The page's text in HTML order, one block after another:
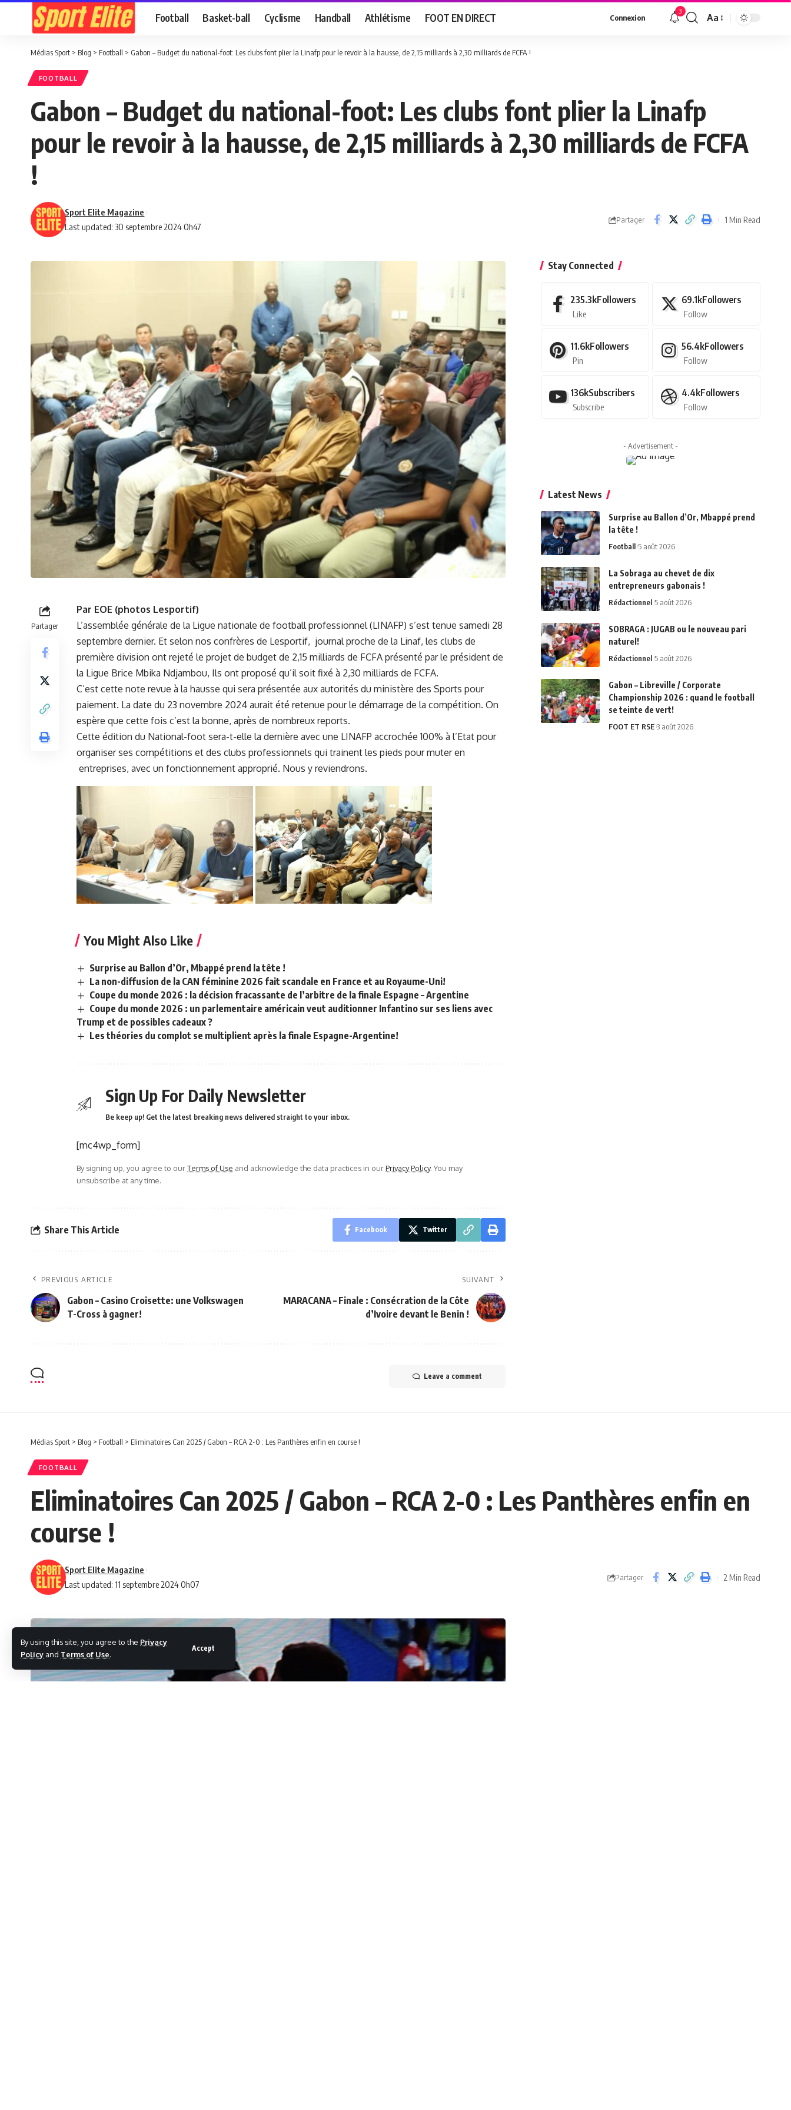
By using this site, you agree to the Privacy
Policy and Terms of Use.
Accept
Football Basket-ball Cyclisme Handball Athlétisme FOOT EN DIRECT Connexion
3
Aa
Médias Sport > Blog > Football > Gabon – Budget du national-foot: Les clubs font plier la Linafp pour le revoir à la hausse, de 2,15 milliards à 2,30 milliards de FCFA !
FOOTBALL
Gabon – Budget du national-foot: Les clubs font plier la Linafp
pour le revoir à la hausse, de 2,15 milliards à 2,30 milliards de FCFA
!
Last updated: 30 septembre 2024 0h47
Sport Elite Magazine
Partager 1 Min Read
Partager
Par EOE (photos Lesportif)
L’assemblée générale de la Ligue nationale de football professionnel (LINAFP) s’est tenue samedi 28
septembre dernier. Et selon nos confrères de Lesportif, journal proche de la Linaf, les clubs de
première division ont rejeté le projet de budget de 2,15 milliards de FCFA présenté par le président de
la Ligue Brice Mbika Ndjambou, Ils ont proposé qu’il soit fixé à 2,30 milliards de FCFA.
C’est cette note revue à la hausse qui sera présentée aux autorités du ministère des Sports pour
paiement. La date du 23 novembre 2024 aurait été retenue pour le démarrage de la compétition. On
espère que cette fois c’est la bonne, après de nombreux reports.
Cette édition du National-foot sera-t-elle la dernière avec une LINAFP accrochée 100% à l’Etat pour
organiser ses compétitions et des clubs professionnels qui trainent les pieds pour muter en
entreprises, avec un fonctionnement approprié. Nous y reviendrons.
You Might Also Like
Surprise au Ballon d’Or, Mbappé prend la tête !
La non-diffusion de la CAN féminine 2026 fait scandale en France et au Royaume-Uni!
Coupe du monde 2026 : la décision fracassante de l’arbitre de la finale Espagne – Argentine
Coupe du monde 2026 : un parlementaire américain veut auditionner Infantino sur ses liens avec
Trump et de possibles cadeaux ?
Les théories du complot se multiplient après la finale Espagne-Argentine!
Sign Up For Daily Newsletter
Be keep up! Get the latest breaking news delivered straight to your inbox.
[mc4wp_form]
By signing up, you agree to ourTerms of Use and acknowledge the data practices in ourPrivacy Policy. You may
unsubscribe at any time.
Share This Article Facebook Twitter
PREVIOUS ARTICLE
Gabon – Casino Croisette: une Volkswagen
T-Cross à gagner!
SUIVANT
MARACANA – Finale : Consécration de la Côte
d’Ivoire devant le Benin !
Leave a comment
Stay Connected
235.3kFollowers
Like
69.1kFollowers
Follow
11.6kFollowers
Pin
56.4kFollowers
Follow
136kSubscribers
Subscribe
4.4kFollowers
Follow
- Advertisement -
Latest News
Surprise au Ballon d’Or, Mbappé prend
la tête !
Football 5 août 2026
La Sobraga au chevet de dix
entrepreneurs gabonais !
Rédactionnel 5 août 2026
SOBRAGA : JUGAB ou le nouveau pari
naturel!
Rédactionnel 5 août 2026
Gabon – Libreville / Corporate
Championship 2026 : quand le football
se teinte de vert!
FOOT ET RSE 3 août 2026
Médias Sport > Blog > Football > Eliminatoires Can 2025 / Gabon – RCA 2-0 : Les Panthères enfin en course !
FOOTBALL
Eliminatoires Can 2025 / Gabon – RCA 2-0 : Les Panthères enfin en
course !
Last updated: 11 septembre 2024 0h07
Sport Elite Magazine
Partager 2 Min Read